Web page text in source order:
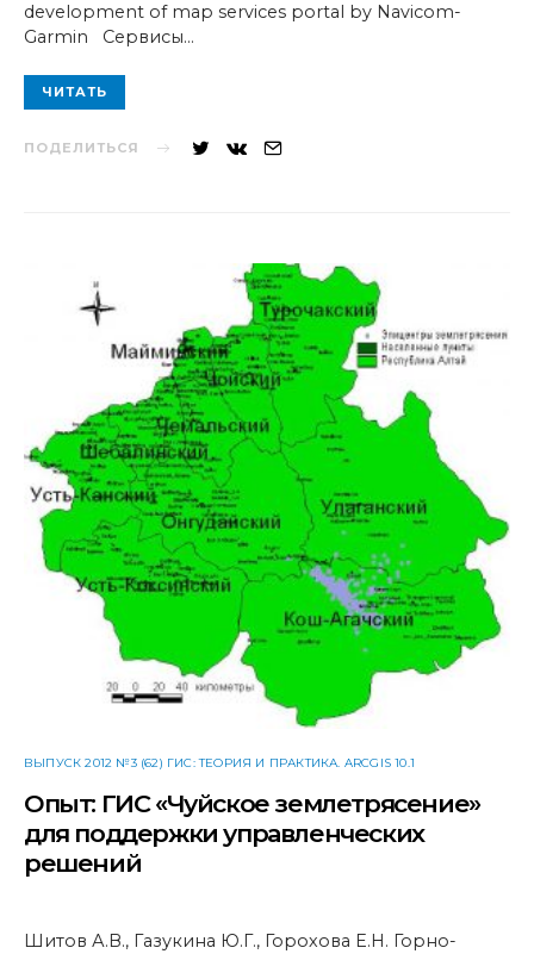
development of map services portal by Navicom-
Garmin Сервисы…
ЧИТАТЬ
ПОДЕЛИТЬСЯ
ВЫПУСК 2012 №3 (62) ГИС: ТЕОРИЯ И ПРАКТИКА. ARCGIS 10.1
Опыт: ГИС «Чуйское землетрясение»
для поддержки управленческих
решений
Шитов А.В., Газукина Ю.Г., Горохова Е.Н. Горно-